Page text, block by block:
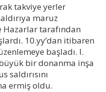
takviye yerler
maruz
Hazarlar tarafından
10.yy’dan itibaren
başladı. I.
bir donanma inşa
saldırısını
ermiş oldu.